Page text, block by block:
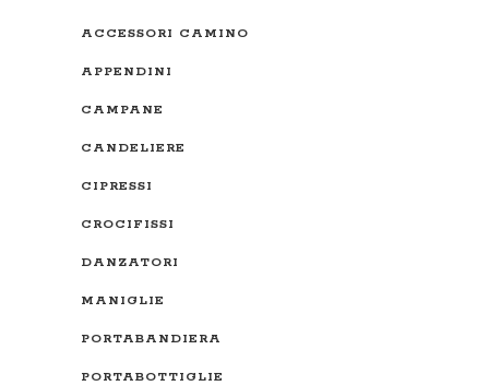
ACCESSORI CAMINO
APPENDINI
CAMPANE
CANDELIERE
CIPRESSI
CROCIFISSI
DANZATORI
MANIGLIE
PORTABANDIERA
PORTABOTTIGLIE